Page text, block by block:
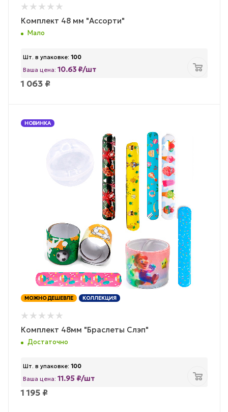
Комплект 48 мм "Ассорти"
Мало
Шт. в упаковке: 100
Ваша цена: 10.63 ₽/шт
1 063 ₽
НОВИНКА
МОЖНО ДЕШЕВЛЕ КОЛЛЕКЦИЯ
Комплект 48мм "Браслеты Слэп"
Достаточно
Шт. в упаковке: 100
Ваша цена: 11.95 ₽/шт
1 195 ₽